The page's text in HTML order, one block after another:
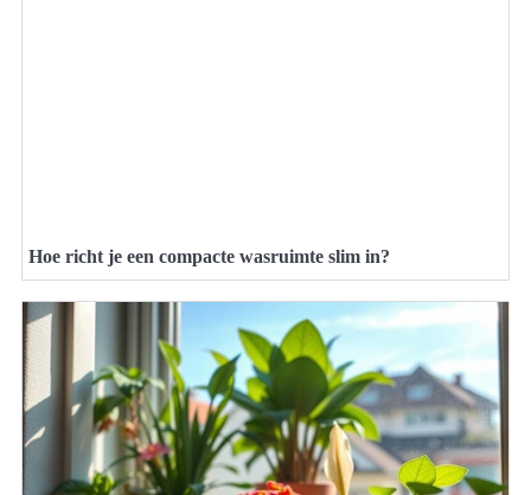
Hoe richt je een compacte wasruimte slim in?